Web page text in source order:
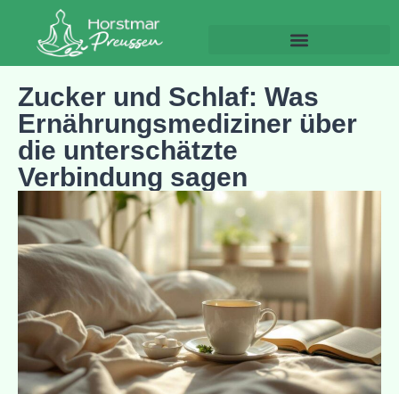
Zucker und Schlaf: Was
Ernährungsmediziner über
die unterschätzte
Verbindung sagen